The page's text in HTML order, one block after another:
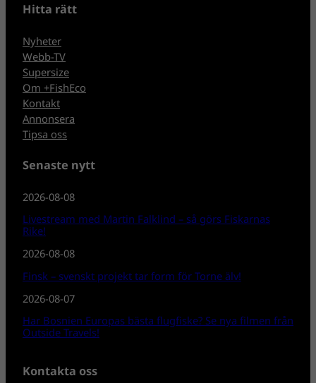
Hitta rätt
Nyheter
Webb-TV
Supersize
Om +FishEco
Kontakt
Annonsera
Tipsa oss
Senaste nytt
2026-08-08
Livestream med Martin Falklind – så görs Fiskarnas
Rike!
2026-08-08
Finsk – svenskt projekt tar form för Torne älv!
2026-08-07
Har Bosnien Europas bästa flugfiske? Se nya filmen från
Outside Travels!
Kontakta oss